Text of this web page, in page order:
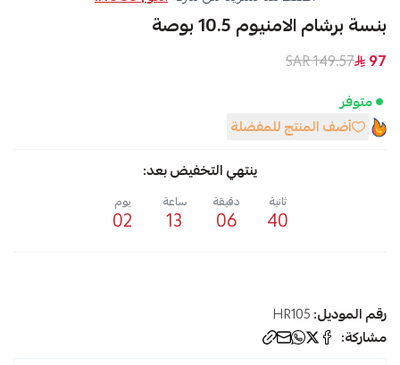
بنسة برشام الامنيوم 10.5 بوصة
97
149.57 SAR
متوفر
أضف المنتج للمفضلة
ينتهي التخفيض بعد:
40
ثانية
06
دقيقة
13
ساعة
02
يوم
رقم الموديل:HR105
مشاركة: